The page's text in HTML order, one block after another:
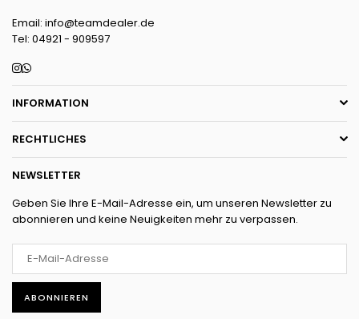
Email: info@teamdealer.de
Tel: 04921 - 909597
Instagram
Whatsapp
INFORMATION
RECHTLICHES
NEWSLETTER
Geben Sie Ihre E-Mail-Adresse ein, um unseren Newsletter zu
abonnieren und keine Neuigkeiten mehr zu verpassen.
ABONNIEREN